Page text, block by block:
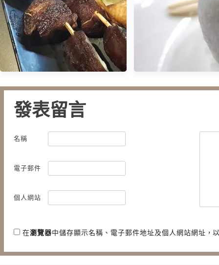
【食記】猿燒酒居平價日本料理
【食記】三明堂．
發表留言
名稱
電子郵件
個人網站
在瀏覽器中儲存顯示名稱、電子郵件地址及個人網站網址，
用電子郵件通知我後續的迴響。